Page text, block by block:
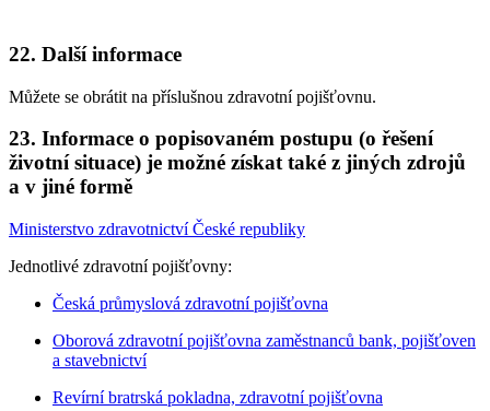
22. Další informace
Můžete se obrátit na příslušnou zdravotní pojišťovnu.
23. Informace o popisovaném postupu (o řešení
životní situace) je možné získat také z jiných zdrojů
a v jiné formě
Ministerstvo zdravotnictví České republiky
Jednotlivé zdravotní pojišťovny:
Česká průmyslová zdravotní pojišťovna
Oborová zdravotní pojišťovna zaměstnanců bank, pojišťoven
a stavebnictví
Revírní bratrská pokladna, zdravotní pojišťovna